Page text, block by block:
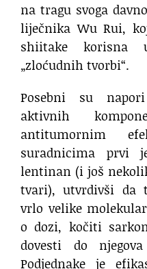
na tragu svoga
liječnika Wu Rui,
shiitake korisna
„zloćudnih tvorbi“.
Posebni su
aktivnih
antitumornim
suradnicima prvi
lentinan (i još
tvari), utvrdivši da
vrlo velike
o dozi, kočiti
dovesti do
Podjednake je